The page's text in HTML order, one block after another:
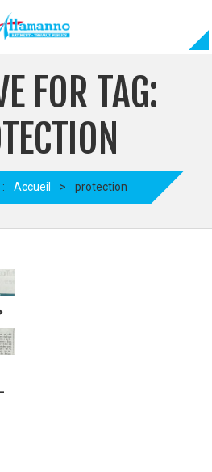
FOR TAG:
Accueil > protection